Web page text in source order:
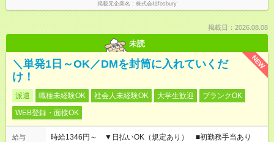
掲載元企業名 株式会社fosbury
掲載日：2026.08.08
未読
NEW
＼単発1日～OK／DMを封筒に入れていくだ
け！
派遣 職種未経験OK 社会人未経験OK 大学生歓迎
ブランクOK
WEB登録・面接OK
給与
時給1346円～ ▼日払いOK（規定あり） ■初勤務手当あり